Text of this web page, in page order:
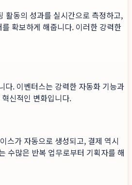
활동의 성과를 실시간으로 측정하고,
확보하게 해줍니다. 이러한 강력한
다. 이벤터스는 강력한 자동화 기능과
신적인 변화입니다.
스가 자동으로 생성되고, 결제 역시
수많은 반복 업무로부터 기획자를 해